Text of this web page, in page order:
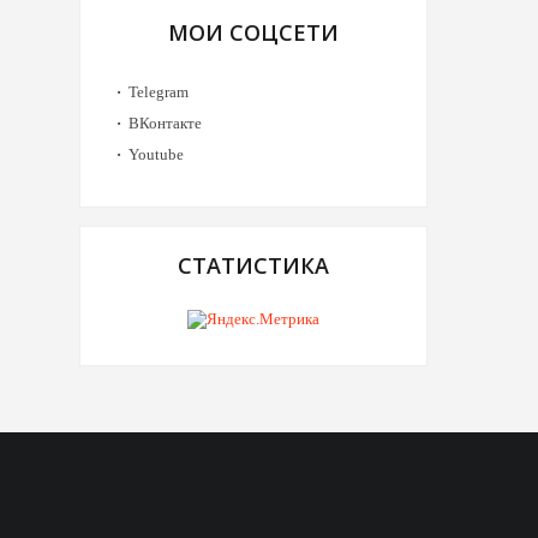
МОИ СОЦСЕТИ
Telegram
ВКонтакте
Youtube
СТАТИСТИКА